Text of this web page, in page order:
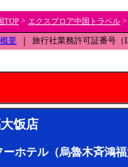
TOP > エクスプロア中国トラベル >
要 旅行社業務許可証番号（
饭店
ホテル（烏魯木斉鴻福